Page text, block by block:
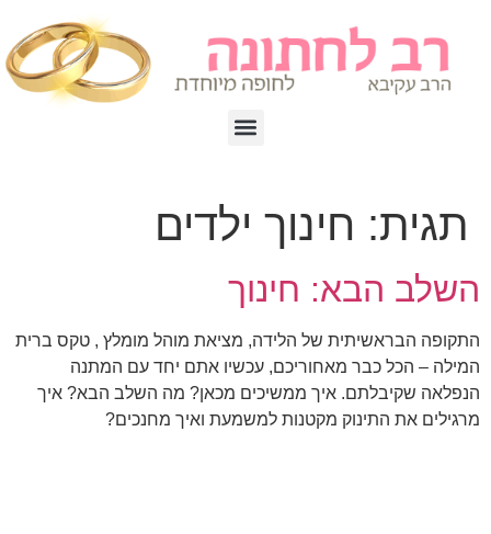
תגית: חינוך ילדים
השלב הבא: חינוך
התקופה הבראשיתית של הלידה, מציאת מוהל מומלץ , טקס ברית
המילה – הכל כבר מאחוריכם, עכשיו אתם יחד עם המתנה
הנפלאה שקיבלתם. איך ממשיכים מכאן? מה השלב הבא? איך
מרגילים את התינוק מקטנות למשמעת ואיך מחנכים?